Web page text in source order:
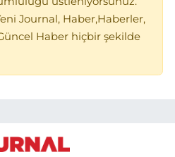
Journal, Haber,Haberler,
Haber hiçbir şekilde